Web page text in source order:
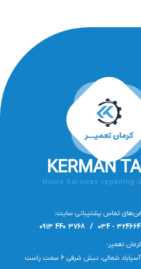
KERMAN
Home Services repairing
تماس پشتیبانی سایت:
32466469 - 034 / 3768
تعمیر:
شمالی، نبش شرقی 6 سمت راست